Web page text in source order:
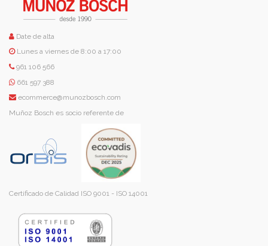
Date de alta
Lunes a viernes de 8:00 a 17:00
961 106 566
661 597 388
ecommerce@munozbosch.com
Muñoz Bosch es socio referente de
Certificado de Calidad ISO 9001 - ISO 14001